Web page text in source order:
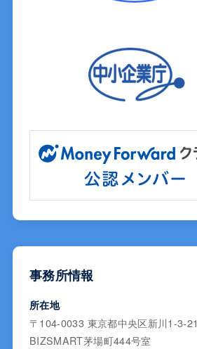
事務所情報
所在地
〒104-0033 東京都中央区新川1-3-21
BIZSMART茅場町444号室